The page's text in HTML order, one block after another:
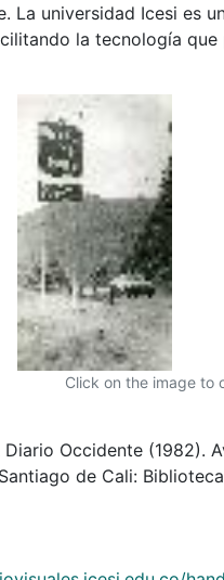
La universidad Icesi es
la tecnología
Click on the image to
Diario Occidente (1982).
de Cali: